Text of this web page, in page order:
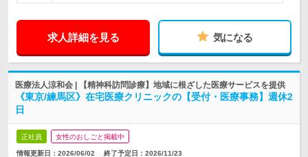
求人詳細を見る 気になる
医療法人涼和会 | 【精神科訪問診療】地域に根ざした医療サービスを提供
《東京/練馬区》在宅医療クリニックの【受付・医療事務】週休2
日
正社員 女性のおしごと掲載中
情報更新日：2026/06/02 終了予定日： 2026/11/23